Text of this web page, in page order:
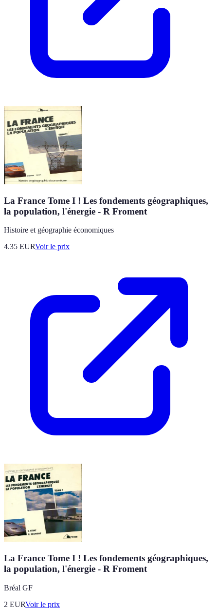
La France Tome I ! Les fondements géographiques,
la population, l'énergie - R Froment
Histoire et géographie économiques
4.35 EURVoir le prix
La France Tome I ! Les fondements géographiques,
la population, l'énergie - R Froment
Bréal GF
2 EURVoir le prix